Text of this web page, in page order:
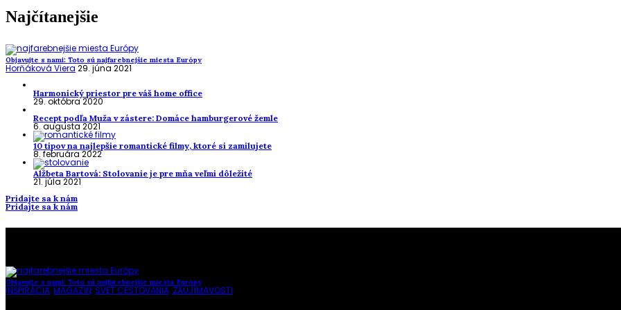
Najčítanejšie
Objavujte s nami: Toto sú najfarebnejšie miesta Európy
Horňáková Viera 29. júna 2021
Harmonický priestor pre váš home office
29. októbra 2020
Recept podľa Muža v zástere: Domáce hamburgerové žemle
6. augusta 2021
10 tipov na najlepšie romantické filmy, ktoré si zamilujete
8. februára 2022
Alžbeta Bartová: Stolovanie je pre mňa veľmi dôležité
21. júla 2021
Pridajte sa k nám
Pridajte sa k nám
Objavujte s nami: Toto sú najfarebnejšie miesta Európy
INŠPIRÁCIA MAGAZÍN SVET CESTOVANIA ZAUJÍMAVOSTI